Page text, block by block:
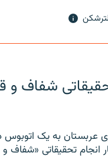
شفاف و
عربستان به یک
تحقیقاتی «شفاف و